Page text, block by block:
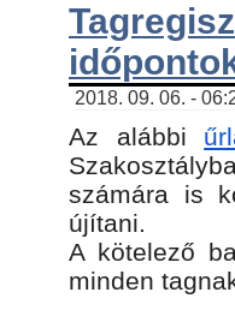
2018. 09. 06. -
Az alábbi
számára is
újítani.
​A kötelező
minden